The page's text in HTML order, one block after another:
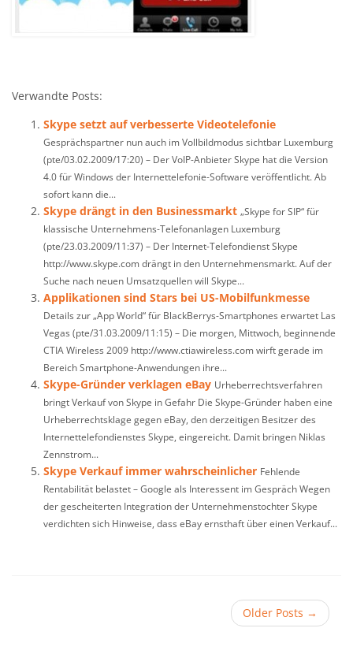
Verwandte Posts:
Skype setzt auf verbesserte Videotelefonie
Gesprächspartner nun auch im Vollbildmodus sichtbar Luxemburg
(pte/03.02.2009/17:20) – Der VoIP-Anbieter Skype hat die Version
4.0 für Windows der Internettelefonie-Software veröffentlicht. Ab
sofort kann die...
Skype drängt in den Businessmarkt „Skype for SIP“ für
klassische Unternehmens-Telefonanlagen Luxemburg
(pte/23.03.2009/11:37) – Der Internet-Telefondienst Skype
http://www.skype.com drängt in den Unternehmensmarkt. Auf der
Suche nach neuen Umsatzquellen will Skype...
Applikationen sind Stars bei US-Mobilfunkmesse
Details zur „App World“ für BlackBerrys-Smartphones erwartet Las
Vegas (pte/31.03.2009/11:15) – Die morgen, Mittwoch, beginnende
CTIA Wireless 2009 http://www.ctiawireless.com wirft gerade im
Bereich Smartphone-Anwendungen ihre...
Skype-Gründer verklagen eBay Urheberrechtsverfahren
bringt Verkauf von Skype in Gefahr Die Skype-Gründer haben eine
Urheberrechtsklage gegen eBay, den derzeitigen Besitzer des
Internettelefondienstes Skype, eingereicht. Damit bringen Niklas
Zennstrom...
Skype Verkauf immer wahrscheinlicher Fehlende
Rentabilität belastet – Google als Interessent im Gespräch Wegen
der gescheiterten Integration der Unternehmenstochter Skype
verdichten sich Hinweise, dass eBay ernsthaft über einen Verkauf...
Older Posts →